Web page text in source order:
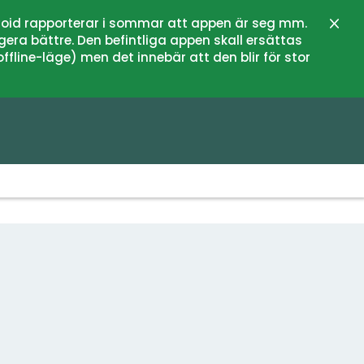
rapporterar i sommar att appen är seg mm.
bättre. Den befintliga appen skall ersättas
läge) men det innebär att den blir för stor